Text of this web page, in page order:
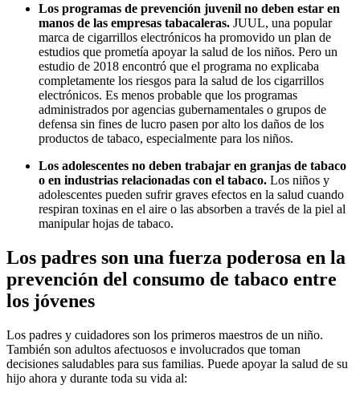
Los programas de prevención juvenil no deben estar en
manos de las empresas tabacaleras. JUUL, una popular
marca de cigarrillos electrónicos ha promovido un plan de
estudios que prometía apoyar la salud de los niños. Pero un
estudio de 2018 encontró que el programa no explicaba
completamente los riesgos para la salud de los cigarrillos
electrónicos. Es menos probable que los programas
administrados por agencias gubernamentales o grupos de
defensa sin fines de lucro pasen por alto los daños de los
productos de tabaco, especialmente para los niños.
Los adolescentes no deben trabajar en granjas de tabaco
o en industrias relacionadas con el tabaco. Los niños y
adolescentes pueden sufrir graves efectos en la salud cuando
respiran toxinas en el aire o las absorben a través de la piel al
manipular hojas de tabaco.
Los padres son una fuerza poderosa en la
prevención del consumo de tabaco entre
los jóvenes
Los padres y cuidadores son los primeros maestros de un niño.
También son adultos afectuosos e involucrados que toman
decisiones saludables para sus familias. Puede apoyar la salud de su
hijo ahora y durante toda su vida al: